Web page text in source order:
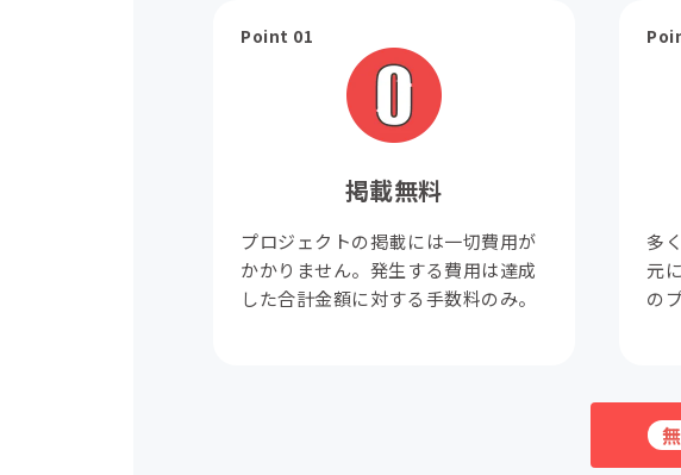
Point 01
掲載無料
プロジェクトの掲載には一切費用が
かかりません。発生する費用は達成
した合計金額に対する手数料のみ。
多
元
の